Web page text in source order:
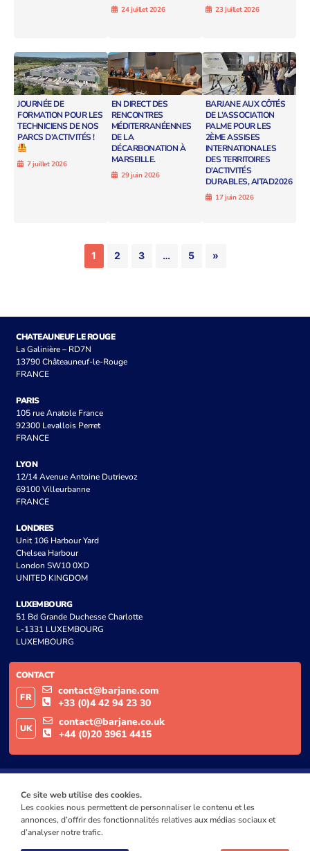
24 juillet 2026 23 juillet 2026
JOURNÉE DE
FORMATION POUR LES
TECHNICIENS DE NOS
PARCS D’ACTIVITÉS !
7 juillet 2026
EN DIRECT DES
RENCONTRES
MÉDITERRANÉENNES
DE LA
DÉCARBONATION À
MARSEILLE.
29 juin 2026
BARJANE AUX CÔTÉS
DE L’ASSOCIATION
PALME POUR LES
2ÈME ASSISES
INTERNATIONALES
DES TERRITOIRES
D’ACTIVITÉS
DURABLES, AITAD2026
17 juin 2026
1 2 3 … 5 »
CHATEAUNEUF LE ROUGE
La Galinière – RD7N
13790 Châteauneuf-le-Rouge
FRANCE
PARIS
105 rue Anatole France
92300 Levallois Perret
FRANCE
LYON
12/14 Avenue Antoine Dutrievoz
69100 Villeurbanne
FRANCE
LONDRES
Unit 106 Harbour Yard
Chelsea Harbour
London SW10 0XD
UNITED KINGDOM
LUXEMBOURG
51 Bd Grande Duchesse Charlotte
L-1331 LUXEMBOURG
LUXEMBOURG
CONTACT
FR
contact@barjane.com
+33 (0)4 42 94 23 30
UK
contact@barjane.co.uk
+44 (0)20 3961 4415
Ce site web utilise des cookies.
Les cookies nous permettent de personnaliser le contenu et les
annonces, d’offrir des fonctionnalités relatives aux médias sociaux et
d’analyser notre trafic.